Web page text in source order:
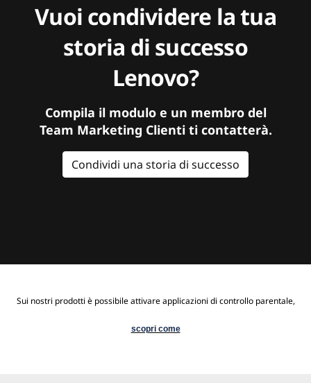
Vuoi condividere la tua
storia di successo
Lenovo?
Compila il modulo e un membro del
Team Marketing Clienti ti contatterà.
Condividi una storia di successo
Sui nostri prodotti è possibile attivare applicazioni di controllo parentale,
scopri come